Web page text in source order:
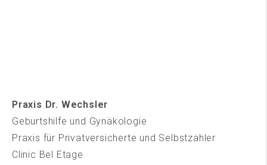
Praxis Dr. Wechsler
Geburtshilfe und Gynäkologie
Praxis für Privatversicherte und Selbstzahler
Clinic Bel Etage